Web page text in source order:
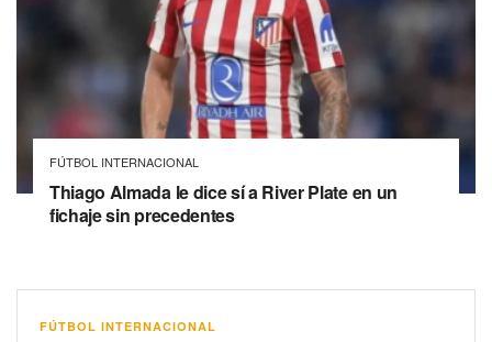
FÚTBOL INTERNACIONAL
Thiago Almada le dice sí a River Plate en un
fichaje sin precedentes
FÚTBOL INTERNACIONAL